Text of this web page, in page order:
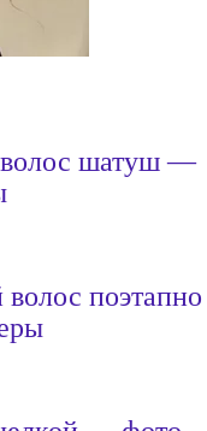
волос шатуш —
поэтапно